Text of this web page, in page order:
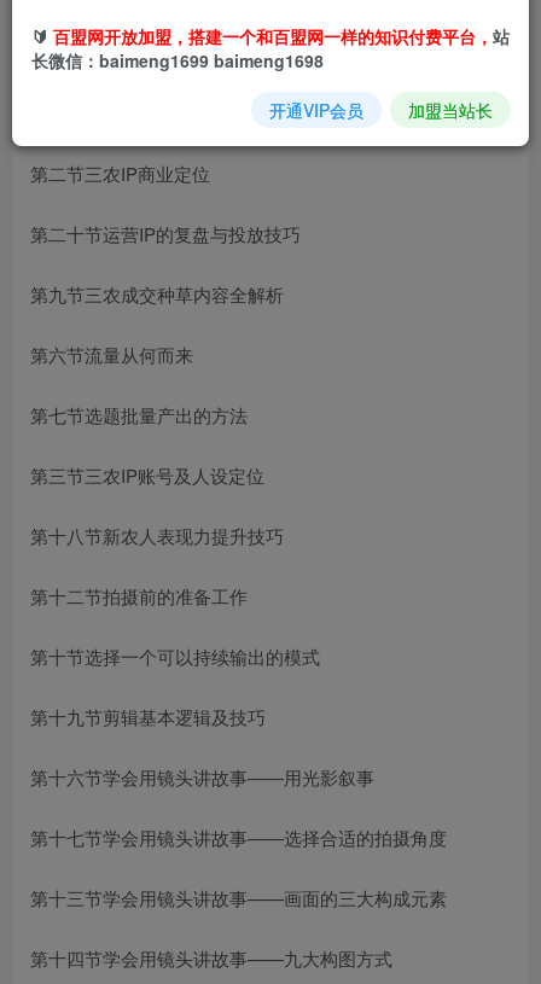
课程内容：
第二节三农IP商业定位
第二十节运营IP的复盘与投放技巧
第九节三农成交种草内容全解析
第六节流量从何而来
第七节选题批量产出的方法
第三节三农IP账号及人设定位
第十八节新农人表现力提升技巧
第十二节拍摄前的准备工作
第十节选择一个可以持续输出的模式
第十九节剪辑基本逻辑及技巧
第十六节学会用镜头讲故事——用光影叙事
第十七节学会用镜头讲故事——选择合适的拍摄角度
第十三节学会用镜头讲故事——画面的三大构成元素
第十四节学会用镜头讲故事——九大构图方式
🔰 百盟网开放加盟，搭建一个和百盟网一样的知识付费平台， 站
长微信：baimeng1699 baimeng1698
开通VIP会员 加盟当站长